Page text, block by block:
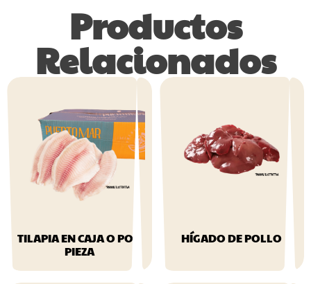
Productos
Relacionados
TILAPIA EN CAJA O POR
PIEZA
HÍGADO DE POLLO